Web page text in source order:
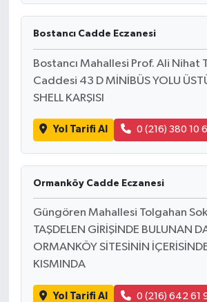
Bostancı Cadde Eczanesi
Bostancı Mahallesi Prof. Ali Nihat
Caddesi 43 D MİNİBÜS YOLU
SHELL KARŞISI
Yol Tarifi Al 0 (216) 380 10
Ormanköy Cadde Eczanesi
Güngören Mahallesi Tolgahan
TAŞDELEN GİRİŞİNDE BULUNAN
ORMANKÖY SİTESİNİN
KISMINDA
Yol Tarifi Al 0 (216) 642 61